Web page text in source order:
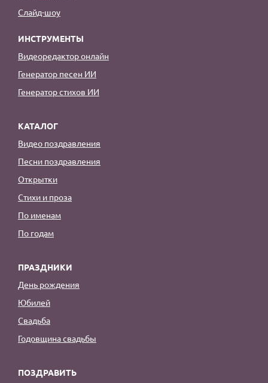
Слайд-шоу
ИНСТРУМЕНТЫ
Видеоредактор онлайн
Генератор песен ИИ
Генератор стихов ИИ
КАТАЛОГ
Видео поздравления
Песни поздравления
Открытки
Стихи и проза
По именам
По годам
ПРАЗДНИКИ
День рождения
Юбилей
Свадьба
Годовщина свадьбы
ПОЗДРАВИТЬ